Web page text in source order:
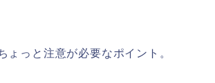
ょっと注意が必要なポイント。